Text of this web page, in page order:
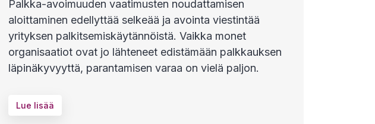
Palkka-avoimuuden vaatimusten noudattamisen
aloittaminen edellyttää selkeää ja avointa viestintää
yrityksen palkitsemiskäytännöistä. Vaikka monet
organisaatiot ovat jo lähteneet edistämään palkkauksen
läpinäkyvyyttä, parantamisen varaa on vielä paljon.
Lue lisää